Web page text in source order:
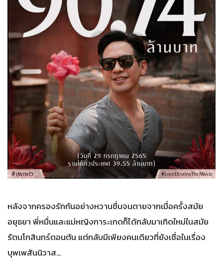
หลังจากครองรักกันอย่างหวานชื่นจนตายจากเมื่อครั้งสมัย
อยุธยา พี่หมื่นและแม่หญิงการะเกดก็ได้กลับมาเกิดใหม่ในสมัย
รัตนโกสินทร์ตอนต้น แต่กลับมีเพียงคนเดียวที่ยังเชื่อในเรื่อง
บุพเพสันนิวาส…